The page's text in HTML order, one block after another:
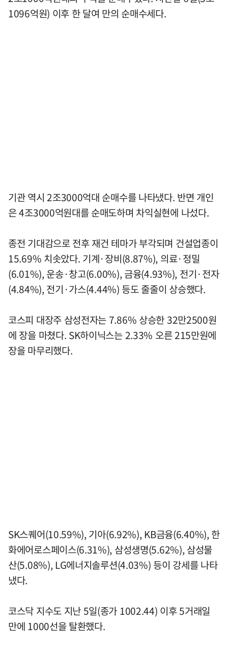
1096억원) 이후 한 달여 만의 순매수세다.
기관 역시 2조3000억대 순매수를 나타냈다. 반면 개인
은 4조3000억원대를 순매도하며 차익실현에 나섰다.
종전 기대감으로 전후 재건 테마가 부각되며 건설업종이
15.69% 치솟았다. 기계·장비(8.87%), 의료·정밀
(6.01%), 운송·창고(6.00%), 금융(4.93%), 전기·전자
(4.84%), 전기·가스(4.44%) 등도 줄줄이 상승했다.
코스피 대장주 삼성전자는 7.86% 상승한 32만2500원
에 장을 마쳤다. SK하이닉스는 2.33% 오른 215만원에
장을 마무리했다.
SK스퀘어(10.59%), 기아(6.92%), KB금융(6.40%), 한
화에어로스페이스(6.31%), 삼성생명(5.62%), 삼성물
산(5.08%), LG에너지솔루션(4.03%) 등이 강세를 나타
냈다.
코스닥 지수도 지난 5일(종가 1002.44) 이후 5거래일
만에 1000선을 탈환했다.